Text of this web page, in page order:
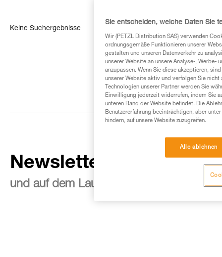
Keine Suchergebnisse
Newsletter abonnieren
und auf dem Laufenden bleiben
Sie entscheiden, welche Daten Sie
Wir (PETZL Distribution SAS) verwenden
ordnungsgemäße Funktionieren unserer
gestalten und unseren Datenverkehr zu
unserer Website an unsere Analyse-, Werbe-
anzupassen. Wenn Sie diese akzeptieren,
unserer Website aktiv und verfolgen Sie
Technologien unserer Partner werden Sie
Einwilligung jederzeit widerrufen, indem Sie
unteren Rand der Website befindet. Die
Benutzererfahrung beeinträchtigen, aber
hindern, auf unsere Website zuzugreifen.
Alle ablehnen